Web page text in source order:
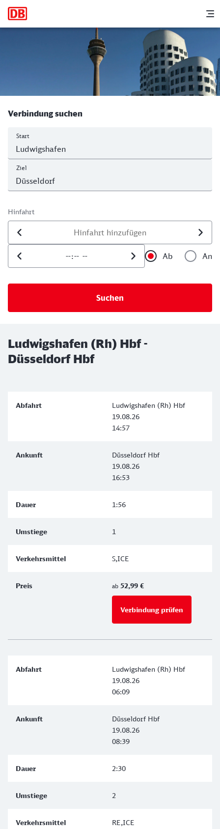
Hauptnavigation
Ludwigshafen (Rh) Hbf - Düsseldorf
Verbindung suchen
Start
Ziel
Hinfahrt
Datum der Hinfahrt
Uhrzeit der Hinfahrt
Ab
An
Ludwigshafen (Rh) Hbf -
Düsseldorf Hbf
Ludwigshafen (Rh) Hbf
19.08.26
14:57
Düsseldorf Hbf
19.08.26
16:53
1:56
1
S,ICE
ab 52,99 €
Verbindung prüfen
Ludwigshafen (Rh) Hbf
19.08.26
06:09
Düsseldorf Hbf
19.08.26
08:39
2:30
2
RE,ICE